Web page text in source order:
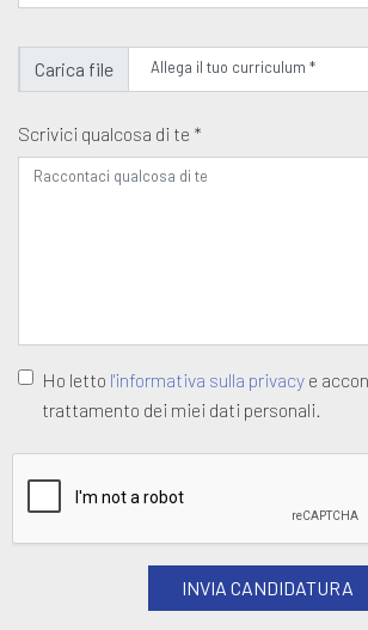
Allega il tuo curriculum *
Scrivici qualcosa di te *
Ho letto l'informativa sulla privacy e
trattamento dei miei dati personali.